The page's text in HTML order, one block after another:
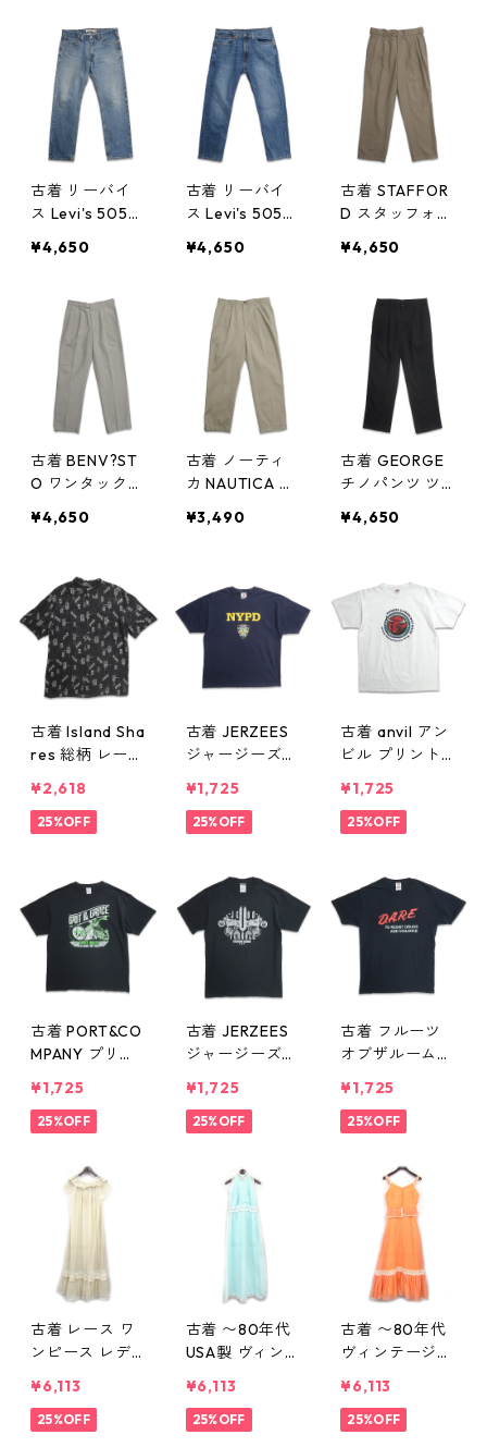
gd406939n w5
0817
2L30 gd4069
38n w50817
2L32 gd4069
37n w50817
古着 リーバイ
ス Levi's 505
ジーンズ ジー
2L30 gd4069
36n w50817
¥4,650
古着 リーバイ
ス Levi's 505
ジーンズ ジー
4L30 gd4069
35n w50817
¥4,650
古着 STAFFOR
D スタッフォー
スラックス パ
系 表記：W32L
30 gd40693
3n w50817
¥4,650
古着 BENV?ST
O ワンタック
ンツ ベージュ
06932n w5081
7
¥4,650
古着 ノーティ
カ NAUTICA チ
タック スラッ
gd406929n
w50817
¥3,490
古着 GEORGE
チノパンツ ツ
ックス ブラッ
n w50817
¥4,650
古着 Island Sha
res 総柄 レーヨ
ボックスシャツ
ブラック 表
¥2,618
25%OFF
古着 JERZEES
ジャージーズ
警 プリントTシ
ャツ ネイビー
2
¥1,725
25%OFF
古着 anvil アン
ビル プリントT
ト 表記：L gd
406923n w50
¥1,725
25%OFF
古着 PORT&CO
MPANY プリン
ック 表記：XL
gd406922n
¥1,725
25%OFF
古着 JERZEES
ジャージーズ
ツ ブラック 表
記：M gd406
¥1,725
25%OFF
古着 フルーツ
オブザルーム
用防止教育 プ
リントTシャツ
記：M gd406
920n w50812
¥1,725
25%OFF
古着 レース ワ
ンピース レデ
gd406919n
w50812
¥6,113
25%OFF
古着 〜80年代
USA製 ヴィンテ
ンピース レデ
ィース 表記：-
¥6,113
25%OFF
古着 〜80年代
ヴィンテージ
ディース オレ
ンジ系 表記：-
¥6,113
25%OFF